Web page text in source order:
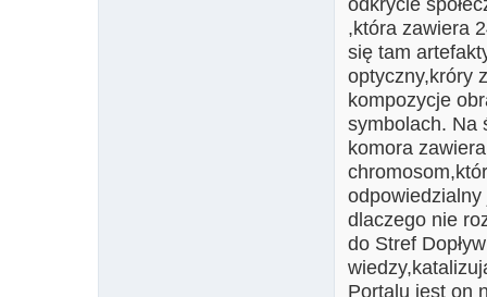
,która zawiera
się tam
optyczny,króry
kompozycje
symbolach. Na
komora
odpowiedzialny
dlaczego nie
do Stref
Portalu jest on